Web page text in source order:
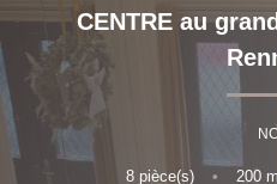
CENTRE au
NC
8pièce(s) • 200